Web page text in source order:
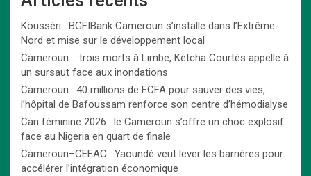
Kousséri : BGFIBank Cameroun s’installe dans l’Extrême-
Nord et mise sur le développement local
Cameroun : trois morts à Limbe, Ketcha Courtès appelle à
un sursaut face aux inondations
Cameroun : 40 millions de FCFA pour sauver des vies,
l’hôpital de Bafoussam renforce son centre d’hémodialyse
Can féminine 2026 : le Cameroun s’offre un choc explosif
face au Nigeria en quart de finale
Cameroun–CEEAC : Yaoundé veut lever les barrières pour
accélérer l’intégration économique